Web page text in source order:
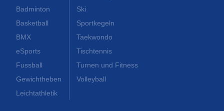
Badminton
Basketball
BMX
eSports
Fussball
Gewichtheben
Leichtathletik
Ski
Sportkegeln
Taekwondo
Tischtennis
Turnen und Fitness
Volleyball